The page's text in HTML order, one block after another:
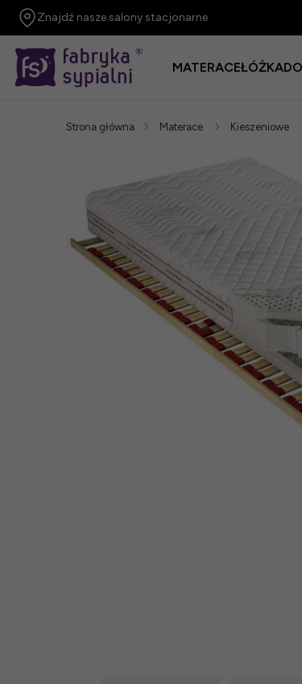
Znajdź nasze salony stacjonarne
MATERACEŁÓŻKA
Strona główna Materace Kieszeniowe